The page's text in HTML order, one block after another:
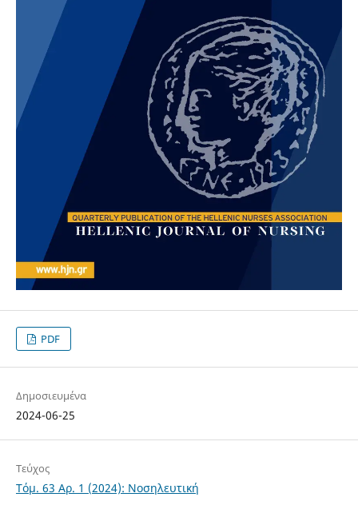
PDF
Δημοσιευμένα
2024-06-25
Τεύχος
Τόμ. 63 Αρ. 1 (2024): Νοσηλευτική